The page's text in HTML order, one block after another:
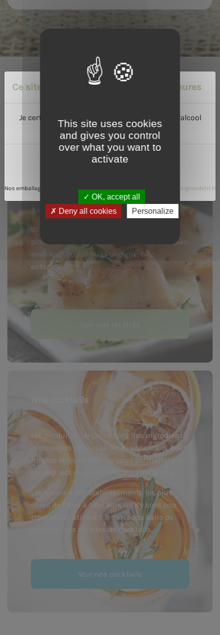
Ce site est réservé aux personnes majeures
Je certifie avoir l'âge légal de consommer de l'alcool
dans mon pays :
Non
Nos emballages peuvent faire l'objet de consignes de tri www.consignesdetri.fr
Nos recettes
Le Calvados, le Cidre ou le Pommeau de
Normandie se prêtent particulièrement bien
à une utilisation en cuisine.
Ils parfument subtilement de nombreux
plats sucrés ou salés et se marient très bien
avec le chocolat ou la pomme, bien
entendu.
Nos cocktails
Les produits cidricoles sont des ingrédients
incroyables pour réaliser des cocktails. Leur
finesse et leurs arômes vous permettent de
réaliser des cocktails élégants et fruités.
Les barmen des établissements les plus
chics de Paris à New York ne s’y sont pas
trompés et utilisent le calvados dans de
nombreuses recettes de cocktails.
Voir nos cocktails
This site uses cookies
and gives you control
over what you want to
activate
OK, accept all
Deny all cookies
Personalize